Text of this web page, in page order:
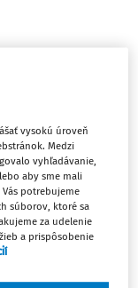
dňoch
Dokument na
Metoda,
vysokú úroveň
Medzi
vyhľadávanie,
aby sme mali
potrebujeme
súborov, ktoré sa
za udelenie
a prispôsobenie